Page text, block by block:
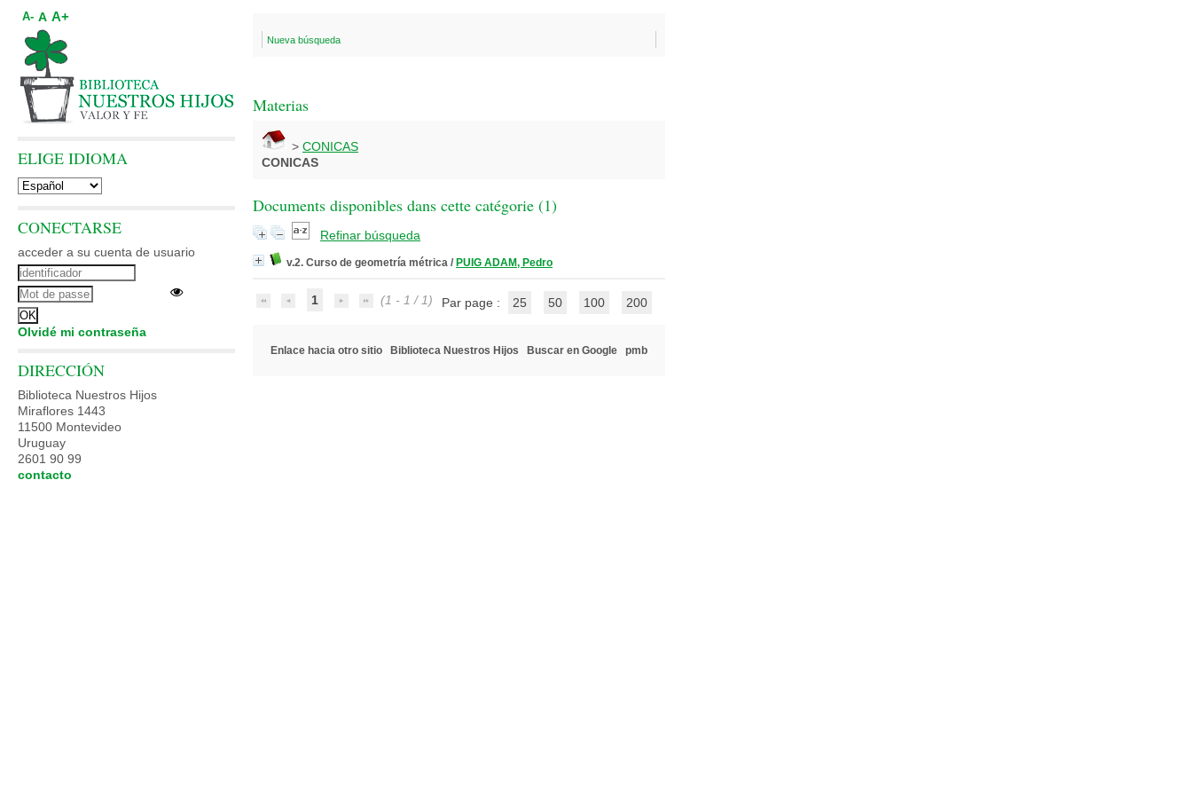
Nueva búsqueda
Materias
> CONICAS
CONICAS
Documents disponibles dans cette catégorie (1)
Refinar búsqueda
v.2. Curso de geometría métrica / PUIG ADAM, Pedro
1 (1 - 1 / 1) Par page : 25 50 100 200
Enlace hacia otro sitio Biblioteca Nuestros Hijos Buscar en Google pmb
A- A A+
ELIGE IDIOMA
CONECTARSE
acceder a su cuenta de usuario
Olvidé mi contraseña
DIRECCIÓN
Biblioteca Nuestros Hijos
Miraflores 1443
11500 Montevideo
Uruguay
2601 90 99
contacto